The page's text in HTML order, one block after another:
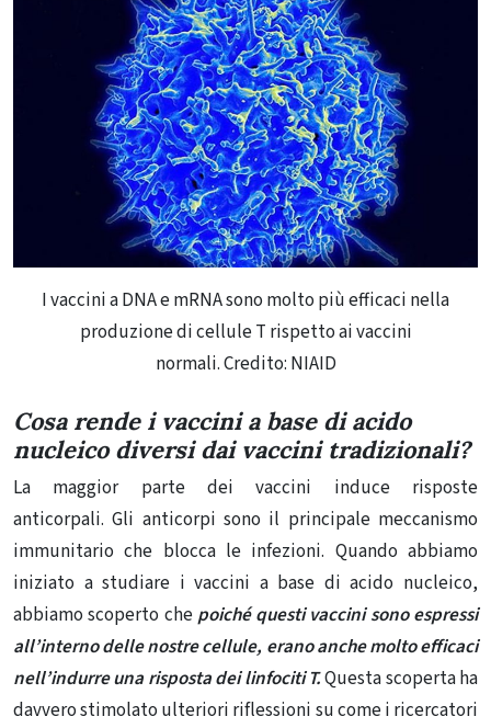
I vaccini a DNA e mRNA sono molto più efficaci nella
produzione di cellule T rispetto ai vaccini
normali. Credito: NIAID
Cosa rende i vaccini a base di acido
nucleico diversi dai vaccini tradizionali?
La maggior parte dei vaccini induce risposte
anticorpali. Gli anticorpi sono il principale meccanismo
immunitario che blocca le infezioni. Quando abbiamo
iniziato a studiare i vaccini a base di acido nucleico,
abbiamo scoperto chepoiché questi vaccini sono espressi
all’interno delle nostre cellule, erano anchemolto efficaci
nell’indurre una risposta dei linfocitiT.Questa scoperta ha
davvero stimolato ulteriori riflessioni su come i ricercatori